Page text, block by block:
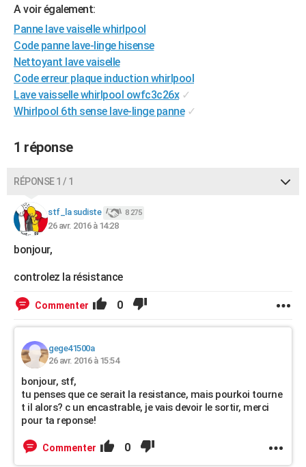
Destinations
City break
Voyage nature
Voyage de noces
Forum
Climat
+
GUIDES D'ACHAT
BONS PLANS
CARTE DE VOEUX
Dictionnaire
Biographies
Citations
Expressions
Proverbes
PROGRAMME TV
COPAINS D'AVANT
S'inscrire
Se connecter
Lycées
Collèges
Primaires
Universités
Entreprises
Service militaire
Avis de recherche
AVIS DE DÉCÈS
A voir également:
Panne lave vaiselle whirlpool
Code panne lave-linge hisense
Nettoyant lave vaiselle
Code erreur plaque induction whirlpool
Lave vaisselle whirlpool owfc3c26x ✓
Whirlpool 6th sense lave-linge panne ✓
1 réponse
RÉPONSE 1 / 1
stf_la sudiste 8 275
26 avr. 2016 à 14:28
bonjour,
controlez la résistance
Commenter 0
gege41500a
26 avr. 2016 à 15:54
bonjour, stf,
tu penses que ce serait la resistance, mais pourkoi tourne
t il alors? c un encastrable, je vais devoir le sortir, merci
pour ta reponse!
Commenter 0